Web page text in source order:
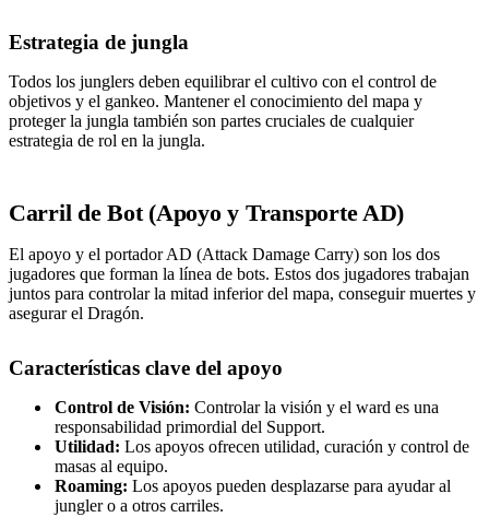
Estrategia de jungla
Todos los junglers deben equilibrar el cultivo con el control de
objetivos y el gankeo. Mantener el conocimiento del mapa y
proteger la jungla también son partes cruciales de cualquier
estrategia de rol en la jungla.
Carril de Bot (Apoyo y Transporte AD)
El apoyo y el portador AD (Attack Damage Carry) son los dos
jugadores que forman la línea de bots. Estos dos jugadores trabajan
juntos para controlar la mitad inferior del mapa, conseguir muertes y
asegurar el Dragón.
Características clave del apoyo
Control de Visión: Controlar la visión y el ward es una
responsabilidad primordial del Support.
Utilidad: Los apoyos ofrecen utilidad, curación y control de
masas al equipo.
Roaming: Los apoyos pueden desplazarse para ayudar al
jungler o a otros carriles.